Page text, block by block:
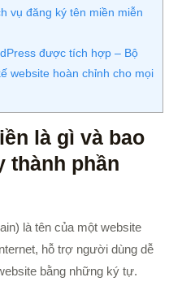
vụ đăng ký tên miền miễn
được tích hợp – Bộ
website hoàn chỉnh cho mọi
là gì và bao
thành phần
là tên của một website
hỗ trợ người dùng dễ
bằng những ký tự.